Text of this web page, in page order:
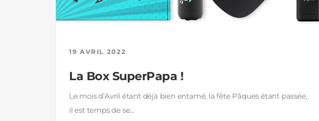
19 AVRIL 2022
La Box SuperPapa !
Le mois d’Avril étant déjà bien entamé, la fête Pâques étant passée,
il est temps de se...